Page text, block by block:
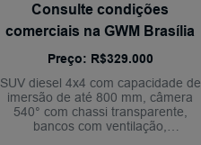
Consulte condições
comerciais na GWM Brasília
Preço: R$329.000
SUV diesel 4x4 com capacidade de
imersão de até 800 mm, câmera
540° com chassi transparente,
bancos com ventilação,